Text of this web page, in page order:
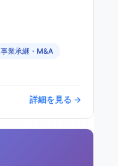
事業承継・M&A
詳細を見る →